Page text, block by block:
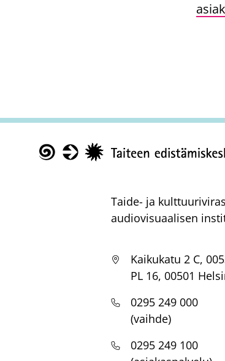
Taide- ja
audiovisuaalisen
Kaikukatu 2 C,
PL 16, 00501
0295 249 000
(vaihde)
0295 249 100